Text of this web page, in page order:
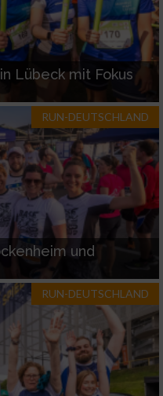
Lübeck mit Fokus
RUN-DEUTSCHLAND
und
RUN-DEUTSCHLAND